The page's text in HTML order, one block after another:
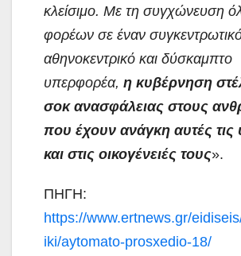
κλείσιμο. Με τη συγχώνευση
φορέων σε έναν
αθηνοκεντρικό και δύσκαμπτο
υπερφορέα, η κυβέρνηση
σοκ ανασφάλειας στους
που έχουν ανάγκη αυτές τις
και στις οικογένειές τους».
ΠΗΓΗ:
https://www.ertnews.gr/
iki/aytomato-prosxedio-18/